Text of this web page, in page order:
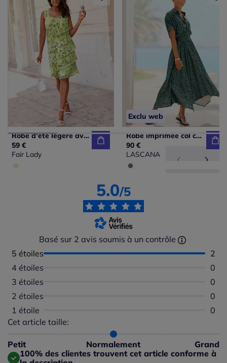
Robe d'été légère avec volants et détails floraux
59 €
Fair Lady
Exclu web
Robe imprimée col chemisier mancherons et empiècement smocké
90 €
LASCANA
5.0/5
Basé sur 2 avis soumis à un contrôle
5 étoiles
2
4 étoiles
0
3 étoiles
0
2 étoiles
0
1 étoile
0
Cet article taille:
Petit Normalement Grand
Répartition du taillant selon les avis clients
Taille normalement : 100%
Taille grand : 0%
100% des clientes trouvent cet article conforme à